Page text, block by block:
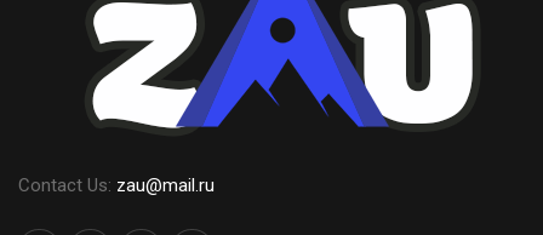
Contact Us: zau@mail.ru